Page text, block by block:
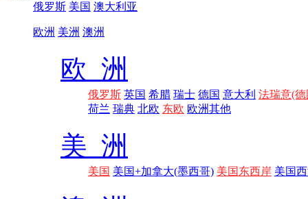
俄罗斯 美国 澳大利亚
欧洲 美洲 澳洲
欧 洲
俄罗斯 英国 希腊 瑞士 德国 意大利 法瑞意(德
荷兰 瑞典 北欧 东欧 欧洲其他
美 洲
美国 美国+加拿大(墨西哥) 美国东西岸 美国